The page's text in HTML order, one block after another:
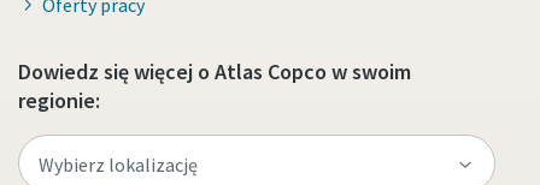
Oferty pracy
Dowiedz się więcej o Atlas Copco w swoim
regionie: